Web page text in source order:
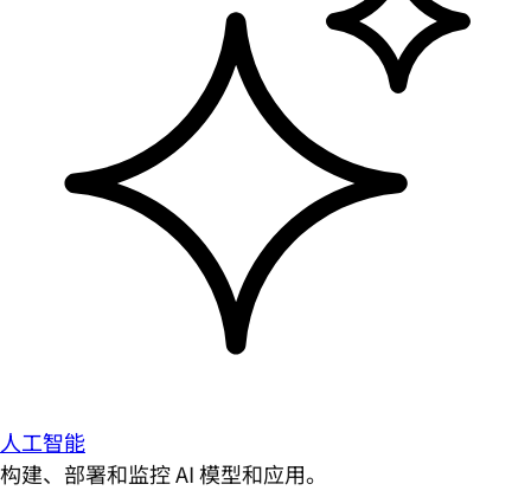
人工智能
构建、部署和监控 AI 模型和应用。